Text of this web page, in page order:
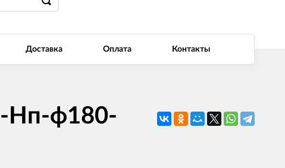
Доставка Оплата Контакты
Нп-ф180-